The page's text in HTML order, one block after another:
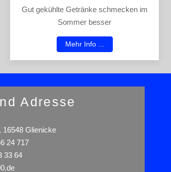
Gut gekühlte Getränke schmecken im
Sommer besser
Mehr Info ...
Adresse
16548 Glienicke
24 717
33 64